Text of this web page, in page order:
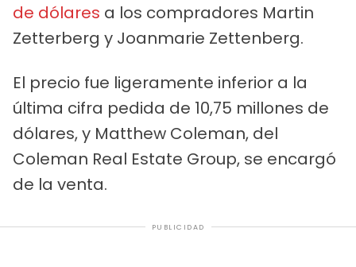
de dólares a los compradores Martin
Zetterberg y Joanmarie Zettenberg.
El precio fue ligeramente inferior a la
última cifra pedida de 10,75 millones de
dólares, y Matthew Coleman, del
Coleman Real Estate Group, se encargó
de la venta.
PUBLICIDAD